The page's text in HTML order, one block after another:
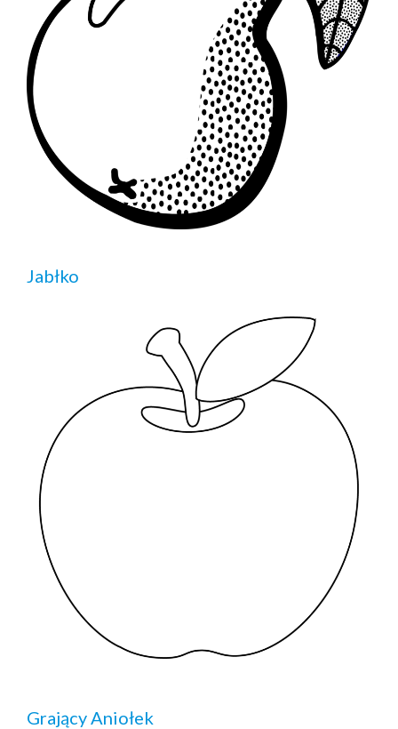
Jabłko
Grający Aniołek